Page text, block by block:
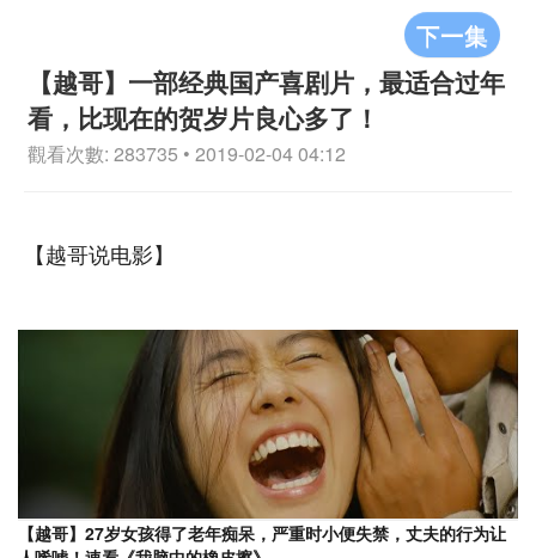
下一集
【越哥】一部经典国产喜剧片，最适合过年
看，比现在的贺岁片良心多了！
觀看次數: 283735 • 2019-02-04 04:12
【越哥说电影】
【越哥】27岁女孩得了老年痴呆，严重时小便失禁，丈夫的行为让